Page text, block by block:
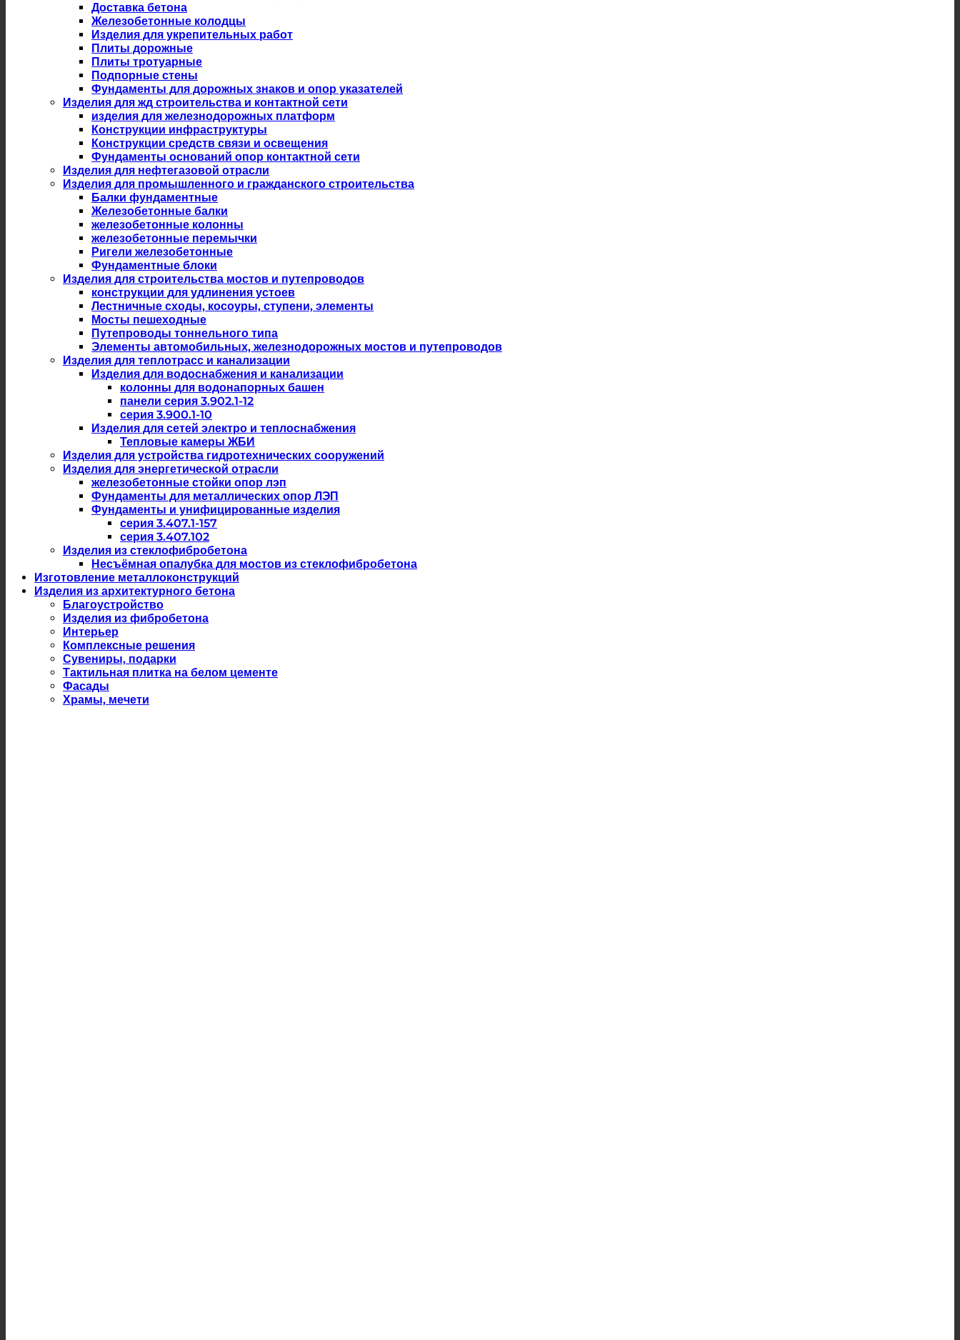
Доставка бетона
Железобетонные колодцы
Изделия для укрепительных работ
Плиты дорожные
Плиты тротуарные
Подпорные стены
Фундаменты для дорожных знаков и опор указателей
Изделия для жд строительства и контактной сети
изделия для железнодорожных платформ
Конструкции инфраструктуры
Конструкции средств связи и освещения
Фундаменты оснований опор контактной сети
Изделия для нефтегазовой отрасли
Изделия для промышленного и гражданского строительства
Балки фундаментные
Железобетонные балки
железобетонные колонны
железобетонные перемычки
Ригели железобетонные
Фундаментные блоки
Изделия для строительства мостов и путепроводов
конструкции для удлинения устоев
Лестничные сходы, косоуры, ступени, элементы
Мосты пешеходные
Путепроводы тоннельного типа
Элементы автомобильных, железнодорожных мостов и путепроводов
Изделия для теплотрасс и канализации
Изделия для водоснабжения и канализации
колонны для водонапорных башен
панели серия 3.902.1-12
серия 3.900.1-10
Изделия для сетей электро и теплоснабжения
Тепловые камеры ЖБИ
Изделия для устройства гидротехнических сооружений
Изделия для энергетической отрасли
железобетонные стойки опор лэп
Фундаменты для металлических опор ЛЭП
Фундаменты и унифицированные изделия
серия 3.407.1-157
серия 3.407.102
Изделия из стеклофибробетона
Несъёмная опалубка для мостов из стеклофибробетона
Изготовление металлоконструкций
Изделия из архитектурного бетона
Благоустройство
Изделия из фибробетона
Интерьер
Комплексные решения
Сувениры, подарки
Тактильная плитка на белом цементе
Фасады
Храмы, мечети